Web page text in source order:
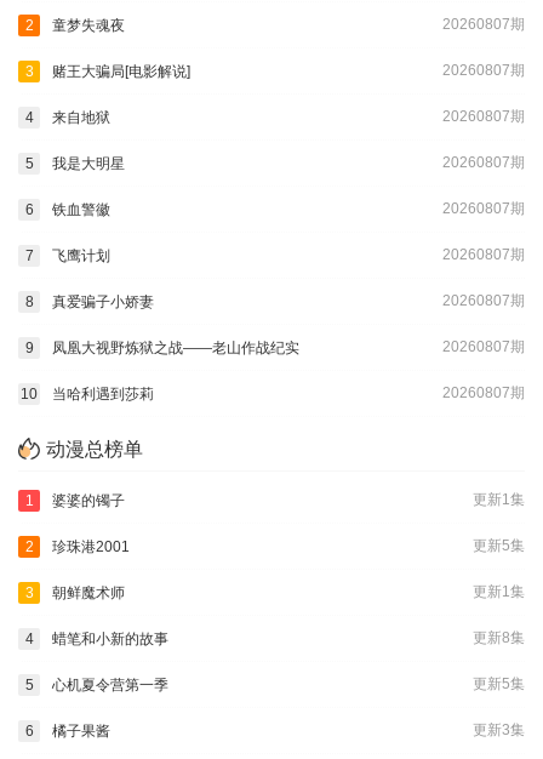
20260807期
2 童梦失魂夜
20260807期
3 赌王大骗局[电影解说]
20260807期
4 来自地狱
20260807期
5 我是大明星
20260807期
6 铁血警徽
20260807期
7 飞鹰计划
20260807期
8 真爱骗子小娇妻
20260807期
9 凤凰大视野炼狱之战——老山作战纪实
20260807期
10 当哈利遇到莎莉
动漫总榜单
更新1集
1 婆婆的镯子
更新5集
2 珍珠港2001
更新1集
3 朝鲜魔术师
更新8集
4 蜡笔和小新的故事
更新5集
5 心机夏令营第一季
更新3集
6 橘子果酱